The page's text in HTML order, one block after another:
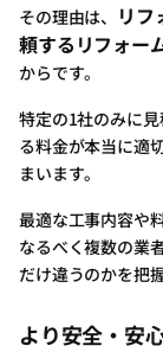
その理由は、 リフ
頼するリフォー
からです。
特定の1社のみに
る料金が本当に適
まいます。
最適な工事内容や
なるべく複数の業
だけ違うのかを把
より安全・安